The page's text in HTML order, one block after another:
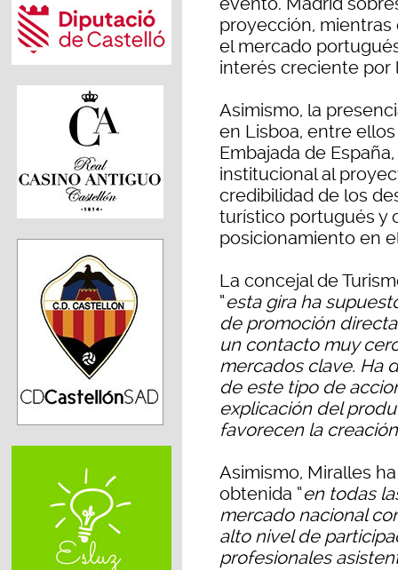
proyección,
el mercado
interés creciente por
Asimismo, la
en Lisboa, entre
Embajada de
institucional al
credibilidad de los
turístico portugués y
posicionamiento en
La concejal de
“esta gira ha
de promoción
un contacto muy
mercados clave. Ha
de este tipo de
explicación del
favorecen la
Asimismo, Miralles
obtenida “en todas
mercado nacional
alto nivel de
profesionales